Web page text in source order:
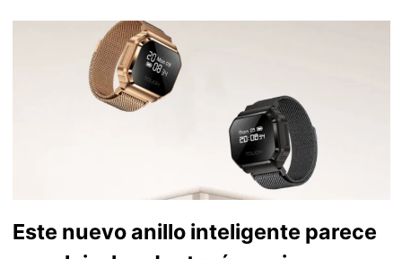
Este nuevo anillo inteligente parece